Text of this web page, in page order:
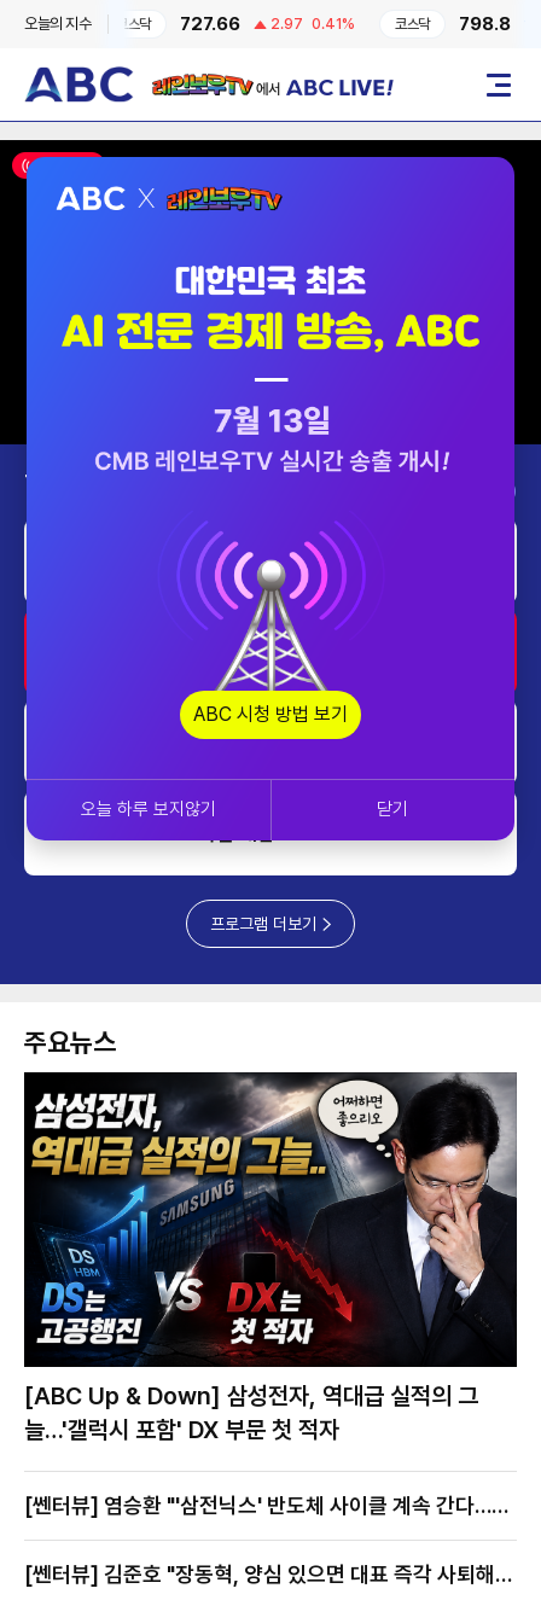
오늘의 지수
-0.6% 코스닥 727.66 2.97 0.41% 코스닥 798.8
레인보우TV에서 ABC LIVE! 메뉴
ON AIR
Today’s Program 2026-08-09 (일)
쎈터뷰
디펜스월드
프로그램 더보기
주요뉴스
[ABC Up & Down] 삼성전자, 역대급 실적의 그
늘…'갤럭시 포함' DX 부문 첫 적자
[쎈터뷰] 염승환 "'삼전닉스' 반도체 사이클 계속 간다…지
금이 절호의 찬스"
[쎈터뷰] 김준호 "장동혁, 양심 있으면 대표 즉각 사퇴해
ABC 시청 방법 보기
오늘 하루 보지않기 닫기